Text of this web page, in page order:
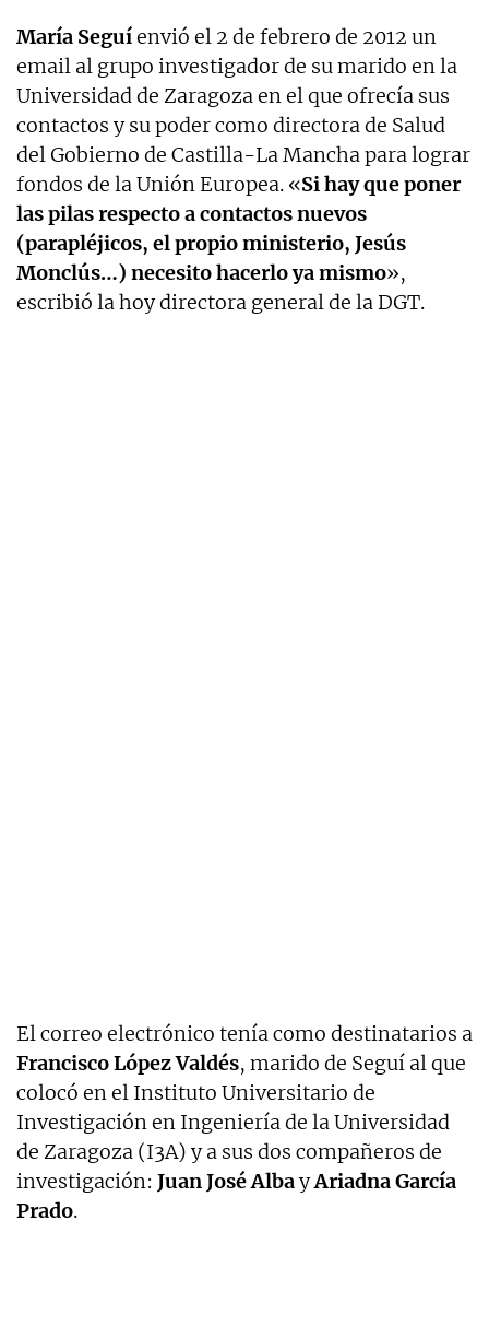
María Seguíenvió el 2 de febrero de 2012 un
email al grupo investigador de su marido en la
Universidad de Zaragoza en el que ofrecía sus
contactos y su poder como directora de Salud
del Gobierno de Castilla-La Mancha para lograr
fondos de la Unión Europea. «Si hay que poner
las pilas respecto a contactos nuevos
(parapléjicos, el propio ministerio, Jesús
Monclús…) necesito hacerlo ya mismo»,
escribió la hoy directora general de la DGT.
El correo electrónico tenía como destinatarios a
FranciscoLópez Valdés, marido de Seguí al que
colocó en el Instituto Universitario de
Investigación en Ingeniería de la Universidad
de Zaragoza (I3A) y a sus dos compañeros de
investigación: Juan José AlbayAriadna García
Prado.